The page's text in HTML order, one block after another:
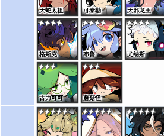
天蛇太祖 可泰勒 天邪龙王
格斯克 布鲁 尤纳斯
古力可可 蘑菇怪